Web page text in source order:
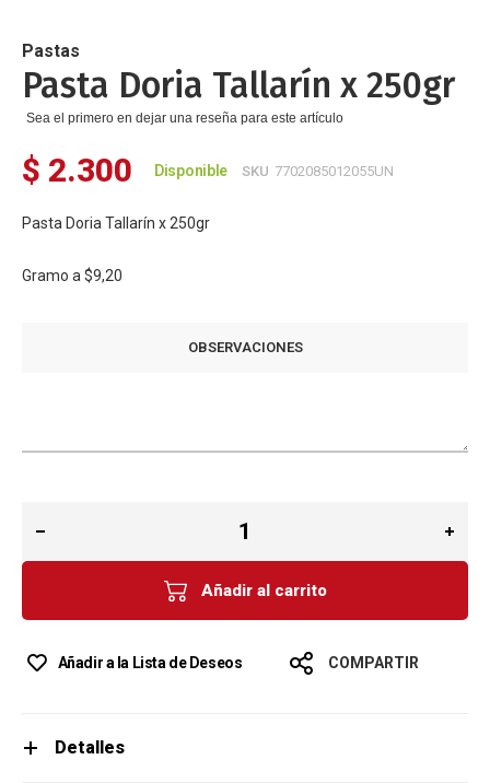
de
la
galería
de
Pastas
Pasta Doria Tallarín x 250gr
Sea el primero en dejar una reseña para este artículo
$ 2.300 Disponible SKU 7702085012055UN
Pasta Doria Tallarín x 250gr
Gramo a $9,20
OBSERVACIONES
Añadir al carrito
Añadir a la Lista de Deseos COMPARTIR
Detalles